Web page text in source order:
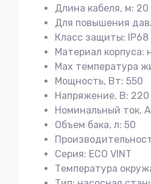
Длина кабеля, м: 20
Для повышения
Класс защиты: IP68
Материал корпуса:
Мах температура
Мощность, Вт: 550
Напряжение, В: 220
Номинальный ток,
Объем бака, л: 50
Серия: ECO VINT
Температура